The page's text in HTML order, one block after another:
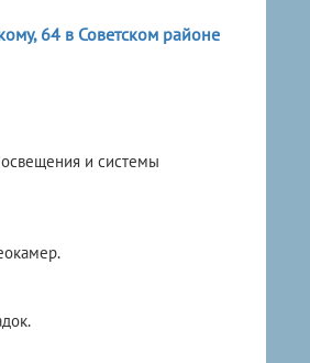
64 в Советском районе
и системы